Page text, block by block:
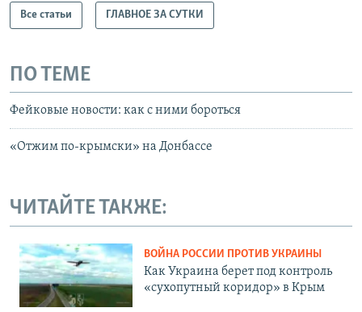
Все статьи ГЛАВНОЕ ЗА СУТКИ
ПО ТЕМЕ
Фейковые новости: как с ними бороться
«Отжим по-крымски» на Донбассе
ЧИТАЙТЕ ТАКЖЕ:
ВОЙНА РОССИИ ПРОТИВ УКРАИНЫ
Как Украина берет под контроль
«сухопутный коридор» в Крым